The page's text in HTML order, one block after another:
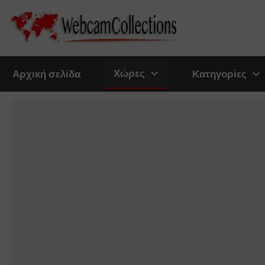
Αρχική σελίδα Χώρες expand_more Κατηγορίες expand_more